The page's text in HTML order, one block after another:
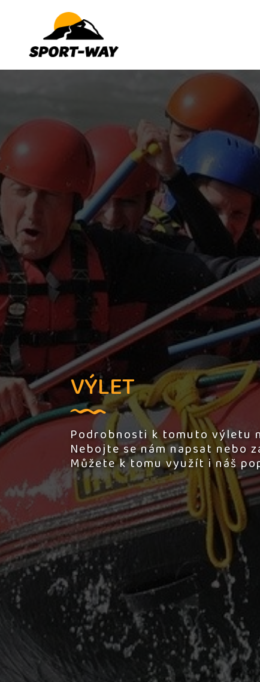
VÝLET
Podrobnosti k tomuto výletu
Nebojte se nám napsat nebo
Můžete k tomu využít i náš